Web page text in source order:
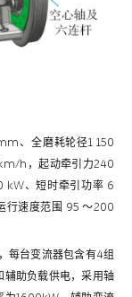
、全磨耗轮径1 150
h，起动牵引力240
kW、短时牵引功率 6
行速度范围 95 ～200
每台变流器包含有4组
助负载供电，采用轴